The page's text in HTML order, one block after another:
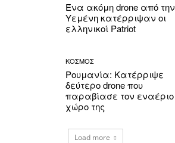
Ένα ακόμη drone από την
Υεμένη κατέρριψαν οι
ελληνικοί Patriot
ΚΟΣΜΟΣ
Ρουμανία: Κατέρριψε
δεύτερο drone που
παραβίασε τον εναέριο
χώρο της
Load more